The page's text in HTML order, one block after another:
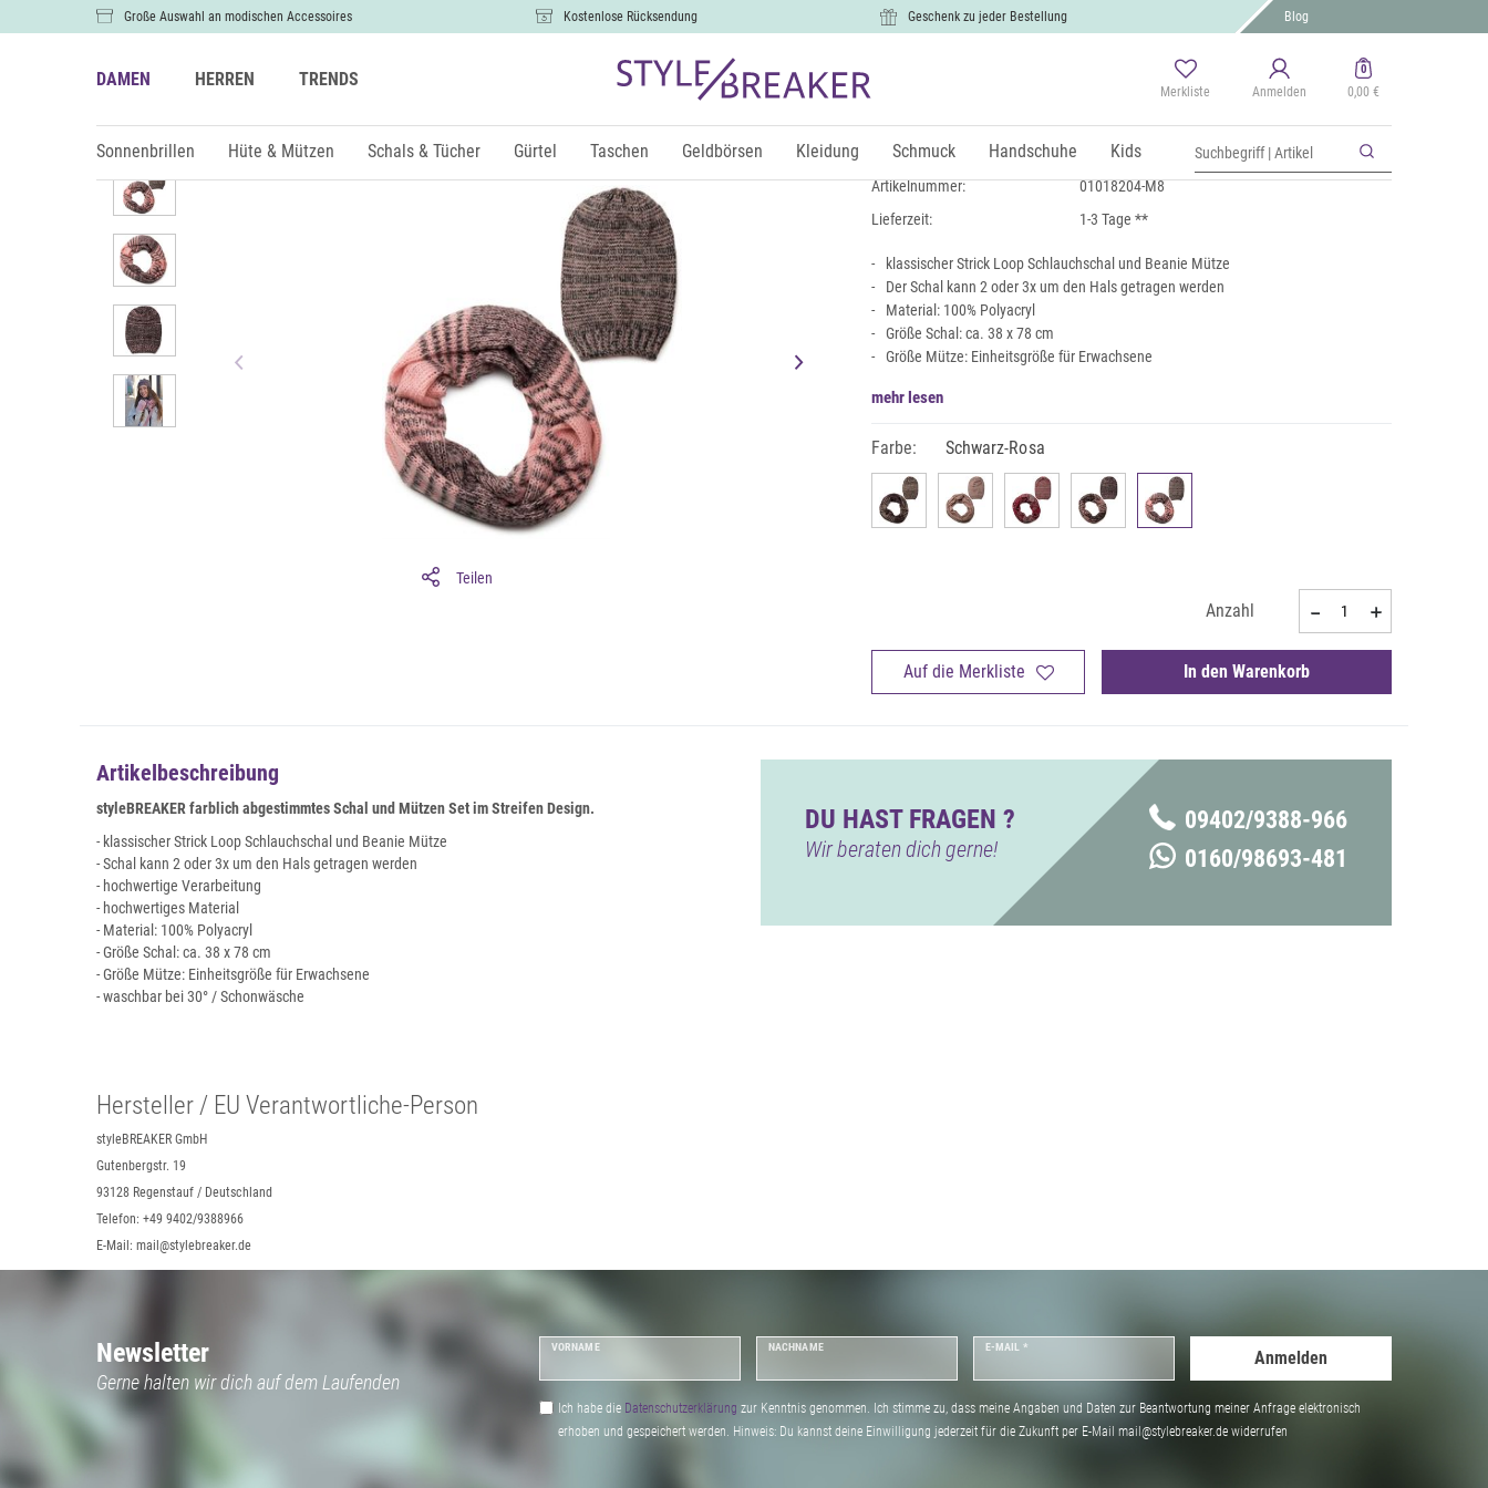
Große Auswahl an modischen Accessoires Kostenlose Rücksendung Geschenk zu jeder Bestellung Blog
DAMEN HERREN TRENDS
Merkliste Anmelden
0
0,00 €
Sonnenbrillen Hüte & Mützen Schals & Tücher Gürtel Taschen Geldbörsen Kleidung Schmuck Handschuhe Kids
Teilen
Gestreiftes Strick Loop & Beanie Set
19,99 €
inkl. MwSt., zzgl.Versand
Artikelnummer:
01018204-M8
Lieferzeit:
1-3 Tage **
klassischer Strick Loop Schlauchschal und Beanie Mütze
Der Schal kann 2 oder 3x um den Hals getragen werden
Material: 100% Polyacryl
Größe Schal: ca. 38 x 78 cm
Größe Mütze: Einheitsgröße für Erwachsene
mehr lesen
Farbe: Schwarz-Rosa
Anzahl
Auf die Merkliste In den Warenkorb
Artikelbeschreibung
styleBREAKER farblich abgestimmtes Schal und Mützen Set im Streifen Design.
- klassischer Strick Loop Schlauchschal und Beanie Mütze
- Schal kann 2 oder 3x um den Hals getragen werden
- hochwertige Verarbeitung
- hochwertiges Material
- Material: 100% Polyacryl
- Größe Schal: ca. 38 x 78 cm
- Größe Mütze: Einheitsgröße für Erwachsene
- waschbar bei 30° / Schonwäsche
DU HAST FRAGEN ?
Wir beraten dich gerne!
09402/9388-966
0160/98693-481
Hersteller / EU Verantwortliche-Person
styleBREAKER GmbH
Gutenbergstr. 19
93128 Regenstauf / Deutschland
Telefon: +49 9402/9388966
E-Mail: mail@stylebreaker.de
Newsletter
Gerne halten wir dich auf dem Laufenden
VORNAME NACHNAME E-MAIL *
Anmelden
Ich habe die Daten­schutz­erklärung zur Kenntnis genommen. Ich stimme zu, dass meine Angaben und Daten zur Beantwortung meiner Anfrage elektronisch
erhoben und gespeichert werden. Hinweis: Du kannst deine Einwilligung jederzeit für die Zukunft per E-Mail mail@stylebreaker.de widerrufen